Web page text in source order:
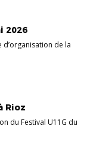
2026
de la
Rioz
du Festival U11G du